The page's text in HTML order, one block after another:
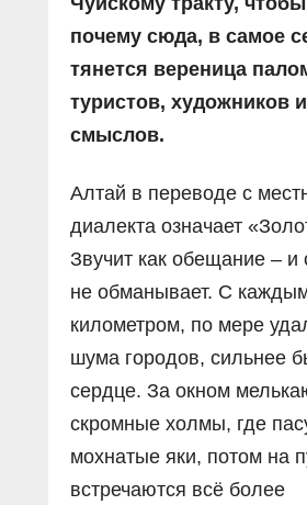
почему сюда, в самое
тянется вереница
туристов, художников
смыслов.
Алтай в переводе с
диалекта означает
Звучит как обещание – и
не обманывает. С
километром, по мере
шума городов, сильнее
сердце. За окном
скромные холмы, где
мохнатые яки, потом на
встречаются всё более